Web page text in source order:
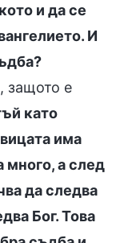
и да се
И
защото е
като
има
много, а след
да следва
Бог. Това